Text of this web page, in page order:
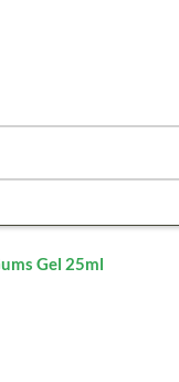
Gel 25ml